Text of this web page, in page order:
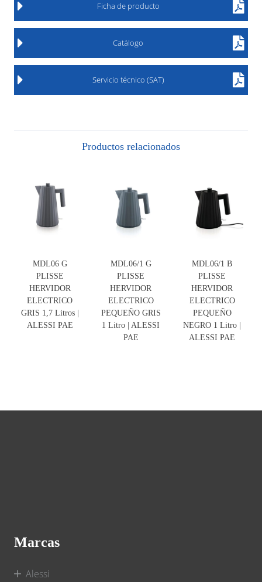
Ficha de producto
Catálogo
Servicio técnico (SAT)
Productos relacionados
MDL06 G
PLISSE
HERVIDOR
ELECTRICO
GRIS 1,7 Litros |
ALESSI PAE
MDL06/1 G
PLISSE
HERVIDOR
ELECTRICO
PEQUEÑO GRIS
1 Litro | ALESSI
PAE
MDL06/1 B
PLISSE
HERVIDOR
ELECTRICO
PEQUEÑO
NEGRO 1 Litro |
ALESSI PAE
Marcas
Alessi